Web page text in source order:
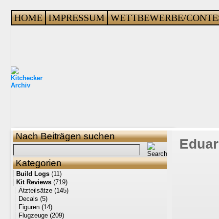
HOME IMPRESSUM WETTBEWERBE/
Nach Beiträgen suchen
Kategorien
Build Logs (11)
Kit Reviews (719)
Ätzteilsätze (145)
Decals (5)
Figuren (14)
Flugzeuge (209)